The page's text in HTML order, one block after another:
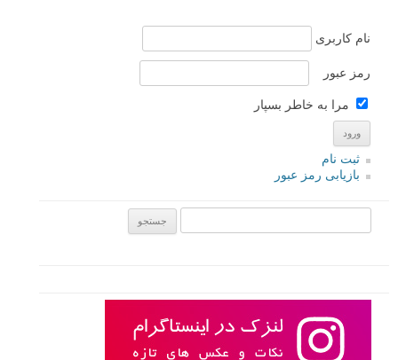
نام کاربری
رمز عبور
مرا به خاطر بسپار
ثبت نام
بازیابی رمز عبور